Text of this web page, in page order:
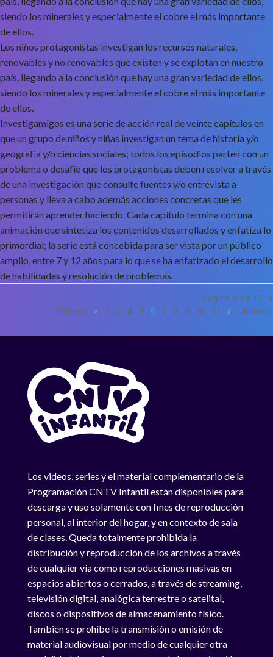
siendo los minerales y especialmente el cobre el más importante
de ellos.
Los niños protagonistas investigan los recursos naturales,
renovables y no renovables que existen y se explotan en nuestro
país, llegando a la conclusión que hay una gran variedad de ellos,
siendo los minerales y especialmente el cobre el más importante
de ellos.
Investigamigos es una serie de acción real de veinte capítulos en
que un grupo de niños y niñas investigan un tema de historia y/o
geografía y/o ciencias sociales; todos los episodios parten con un
problema o desafío que los protagonistas deben resolver a través
de una investigación que consulte fuentes y/o entrevista a
personas y lleva a cabo además acciones concretas que les
permitirán aprender haciendo. Cada capítulo termina con una
animación que sintetiza los contenidos desarrollados y enfatiza lo
primordial; la serie está concebida para ser vista por un público
amplio, entre 7 y 12 años para lo que se ha enfatizado el desarrollo
de habilidades y resolución de problemas.
Página 6 de 12
«
Primero
« 2 3 4 5 6 7 8 9 10 11 » Último »
Los videos, series y el material complementario de la
Programación CNTV Infantil están disponibles para
descarga y uso solamente con fines de reproducción
personal, al interior del hogar, y en contexto de sala
de clases. Queda totalmente prohibida la
distribución y reproducción de los archivos a través
de cualquier vía como reproducciones masivas en
espacios abiertos o cerrados, a través de streaming,
televisión digital, analógica terrestre o satelital,
discos o dispositivos de almacenamiento físico.
También se prohíbe la transmisión o emisión de
material audiovisual por medio de cualquier otra